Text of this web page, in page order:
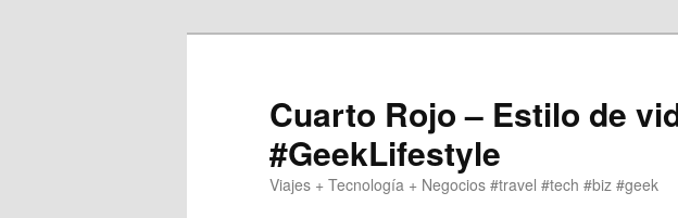
Cuarto Rojo – Estilo de
#GeekLifestyle
Viajes + Tecnología + Negocios #travel #tech #biz #geek